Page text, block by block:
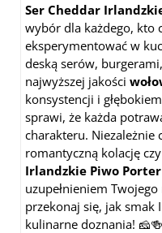
Ser Cheddar
wybór dla każdego, kto
eksperymentować w
deską serów,
najwyższej jakości
konsystencji i
sprawi, że każda
charakteru. Niezależnie
romantyczną kolację
Irlandzkie Piwo Porter
uzupełnieniem
przekonaj się, jak
kulinarne doznania! 🧀🍻